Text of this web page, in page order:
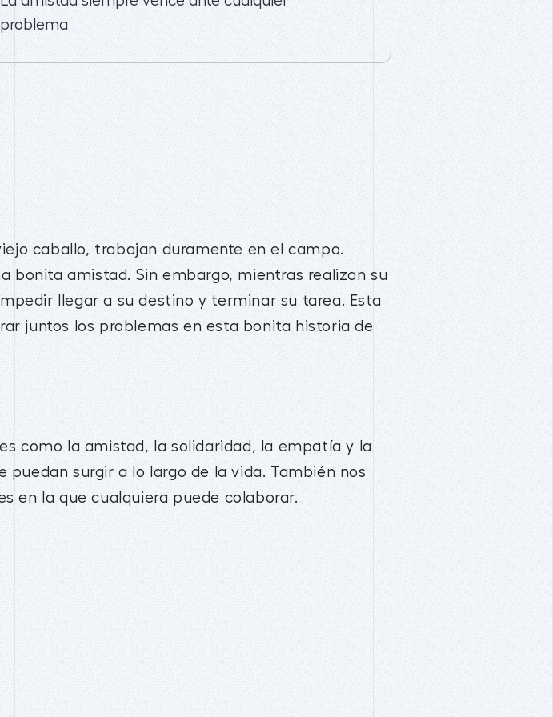
problema
caballo, trabajan duramente en el campo.
bonita amistad. Sin embargo, mientras realizan su
llegar a su destino y terminar su tarea. Esta
juntos los problemas en esta bonita historia de
como la amistad, la solidaridad, la empatía y la
surgir a lo largo de la vida. También nos
en la que cualquiera puede colaborar.